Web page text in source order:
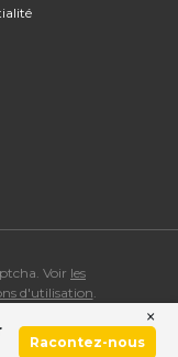
Voir les
d'utilisation
réservés.
Racontez-nous
×